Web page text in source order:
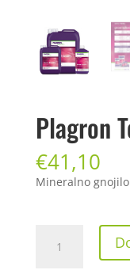
Plagron
€41,10
Mineralno
Terra